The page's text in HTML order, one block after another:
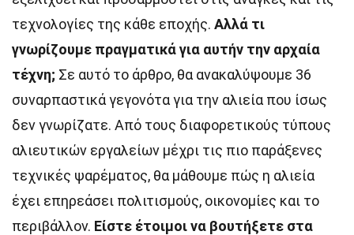
τεχνολογίες της κάθε εποχής. Αλλά τι
γνωρίζουμε πραγματικά για αυτήν την αρχαία
τέχνη; Σε αυτό το άρθρο, θα ανακαλύψουμε 36
συναρπαστικά γεγονότα για την αλιεία που ίσως
δεν γνωρίζατε. Από τους διαφορετικούς τύπους
αλιευτικών εργαλείων μέχρι τις πιο παράξενες
τεχνικές ψαρέματος, θα μάθουμε πώς η αλιεία
έχει επηρεάσει πολιτισμούς, οικονομίες και το
περιβάλλον. Είστε έτοιμοι να βουτήξετε στα